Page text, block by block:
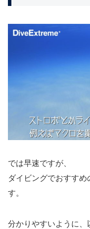
では早速ですが、
ダイビングでおすす
す。
分かりやすいように、